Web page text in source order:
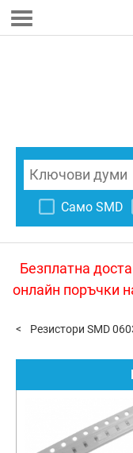
Само SMD
Безплатна
онлайн поръчки
Резистори SMD